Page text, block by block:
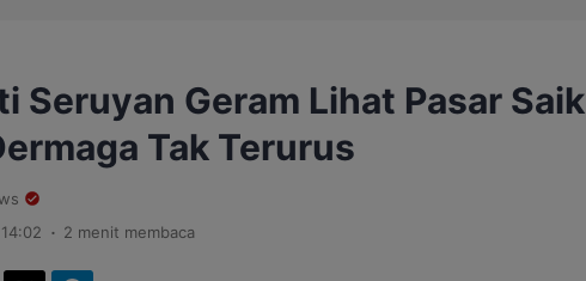
Seruyan Geram Lihat Pasar Saik
Tak Terurus
. 2 menit membaca